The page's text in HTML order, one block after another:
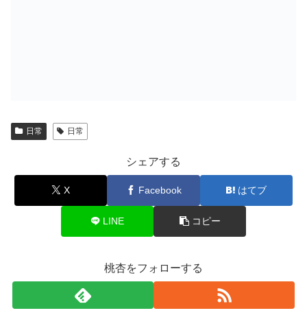
日常 日常
シェアする
X Facebook はてブ
LINE コピー
桃杏をフォローする